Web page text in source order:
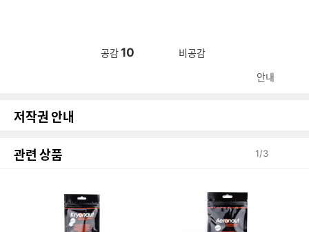
공감 10 비공감
안내
저작권 안내
관련 상품 1/3